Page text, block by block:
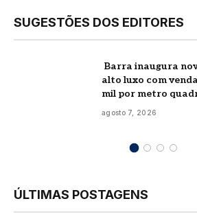
SUGESTÕES DOS EDITORES
Barra inaugura
alto luxo com
mil por metro
agosto 7, 2026
ÚLTIMAS POSTAGENS